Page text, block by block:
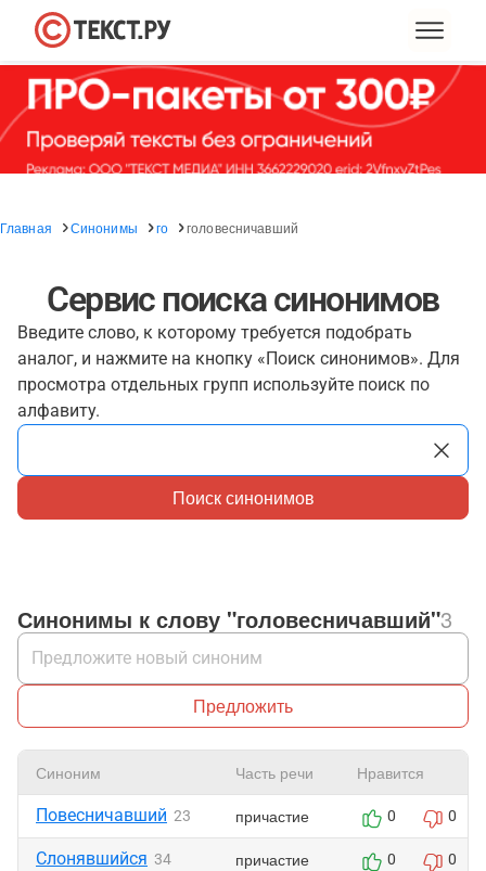
Главная Синонимы го головесничавший
Сервис поиска синонимов
Введите слово, к которому требуется подобрать
аналог, и нажмите на кнопку «Поиск синонимов». Для
просмотра отдельных групп используйте поиск по
алфавиту.
Поиск синонимов
Синонимы к слову "головесничавший"3
Предложить
Синоним Часть речи Нравится
Повесничавший 23 причастие 0 0
Слонявшийся 34 причастие 0 0